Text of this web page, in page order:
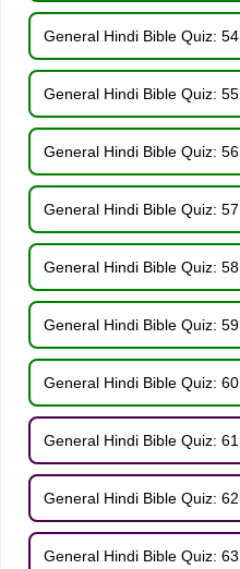
General Hindi Bible Quiz: 54
General Hindi Bible Quiz: 55
General Hindi Bible Quiz: 56
General Hindi Bible Quiz: 57
General Hindi Bible Quiz: 58
General Hindi Bible Quiz: 59
General Hindi Bible Quiz: 60
General Hindi Bible Quiz: 61
General Hindi Bible Quiz: 62
General Hindi Bible Quiz: 63